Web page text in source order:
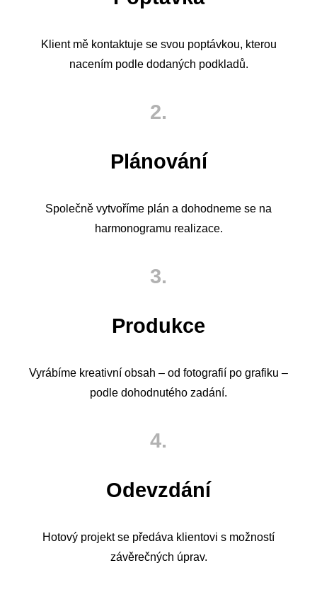
Klient mě kontaktuje se svou poptávkou, kterou
nacením podle dodaných podkladů.
2.
Plánování
Společně vytvoříme plán a dohodneme se na
harmonogramu realizace.
3.
Produkce
Vyrábíme kreativní obsah – od fotografií po grafiku –
podle dohodnutého zadání.
4.
Odevzdání
Hotový projekt se předáva klientovi s možností
závěrečných úprav.